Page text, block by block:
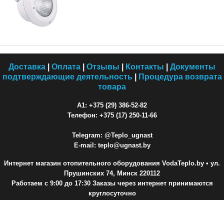
Доставка Оплата Отзывы Контакты
Документы
подтверждающие деятельность
Процедура возврата
товара
A1: +375 (29) 386-52-82
Телефон: +375 (17) 250-11-66
Telegram: @Teplo_ugnast
E-mail: teplo@ugnast.by
Интернет магазин отопительного оборудования VodaTeplo.by • ул.
Прушинских 74, Минск 220112
Работаем с 9:00 до 17:30 Заказы через интернет принимаются
круглосуточно